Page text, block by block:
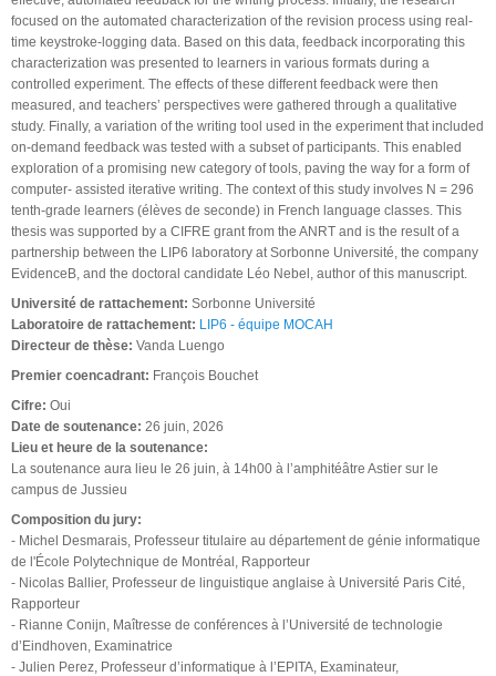
focused on the automated characterization of the revision process using real-
time keystroke-logging data. Based on this data, feedback incorporating this
characterization was presented to learners in various formats during a
controlled experiment. The effects of these different feedback were then
measured, and teachers’ perspectives were gathered through a qualitative
study. Finally, a variation of the writing tool used in the experiment that included
on-demand feedback was tested with a subset of participants. This enabled
exploration of a promising new category of tools, paving the way for a form of
computer- assisted iterative writing. The context of this study involves N = 296
tenth-grade learners (élèves de seconde) in French language classes. This
thesis was supported by a CIFRE grant from the ANRT and is the result of a
partnership between the LIP6 laboratory at Sorbonne Université, the company
EvidenceB, and the doctoral candidate Léo Nebel, author of this manuscript.
Université de rattachement: Sorbonne Université
Laboratoire de rattachement: LIP6 - équipe MOCAH
Directeur de thèse: Vanda Luengo
Premier coencadrant: François Bouchet
Cifre: Oui
Date de soutenance: 26 juin, 2026
Lieu et heure de la soutenance:
La soutenance aura lieu le 26 juin, à 14h00 à l’amphitéâtre Astier sur le
campus de Jussieu
Composition du jury:
- Michel Desmarais, Professeur titulaire au département de génie informatique
de l'École Polytechnique de Montréal, Rapporteur
- Nicolas Ballier, Professeur de linguistique anglaise à Université Paris Cité,
Rapporteur
- Rianne Conijn, Maîtresse de conférences à l’Université de technologie
d’Eindhoven, Examinatrice
- Julien Perez, Professeur d’informatique à l’EPITA, Examinateur,